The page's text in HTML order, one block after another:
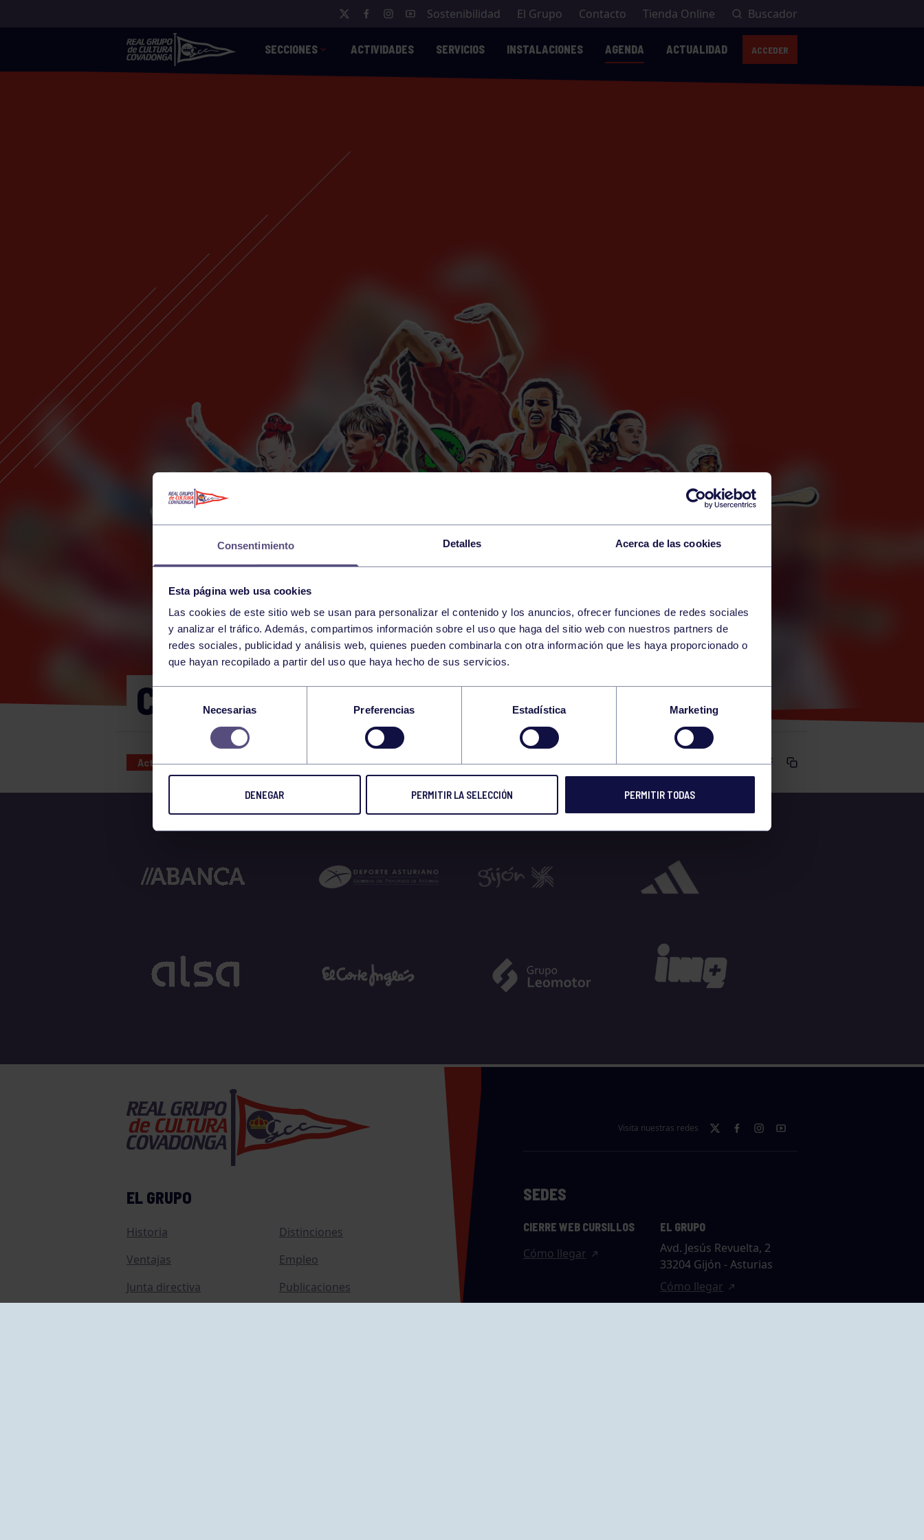
Consentimiento Detalles Acerca de las cookies
Esta página web usa cookies
Las cookies de este sitio web se usan para personalizar el contenido y los anuncios, ofrecer funciones de redes sociales
y analizar el tráfico. Además, compartimos información sobre el uso que haga del sitio web con nuestros partners de
redes sociales, publicidad y análisis web, quienes pueden combinarla con otra información que les haya proporcionado o
que hayan recopilado a partir del uso que haya hecho de sus servicios.
Selección
consentimiento
Necesarias Preferencias Estadística Marketing
DENEGAR PERMITIR LA SELECCIÓN PERMITIR TODAS
Sostenibilidad El Grupo Contacto Tienda Online Buscador
SECCIONES ACTIVIDADES SERVICIOS INSTALACIONES AGENDA ACTUALIDAD ACCEDER
8 WEDNESDAY
JULY
CORE 19:30-20:00 GIMNASIO
Actividades deportivas 08 JUL 2026 Comparte
EL GRUPO
Historia
Distinciones
Ventajas
Empleo
Junta directiva
Publicaciones
Visita nuestras redes
SEDES
CIERRE WEB CURSILLOS
Cómo llegar
EL GRUPO
Avd. Jesús Revuelta, 2
33204 Gijón - Asturias
Cómo llegar